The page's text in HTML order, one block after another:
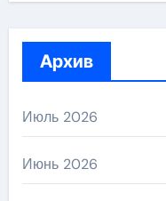
Архив
Июль 2026
Июнь 2026